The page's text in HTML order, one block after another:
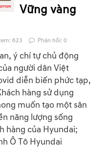
Vững vàng
623 Phản hồi: 0
ý chí tự chủ động
người dân Việt
diễn biến phức tạp,
hàng sử dụng
muốn tạo một sân
năng lượng sống
hàng của Hyundai;
Ô Tô Hyundai